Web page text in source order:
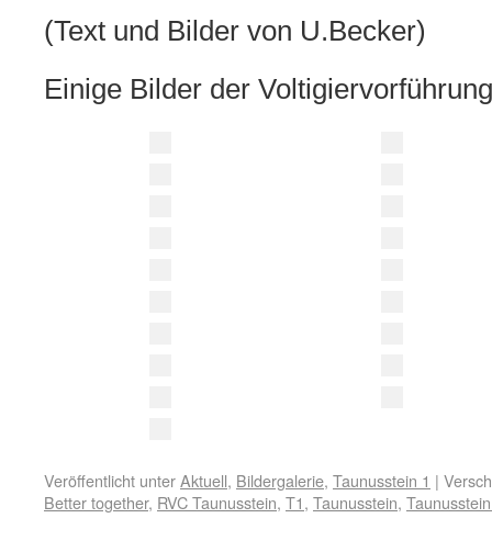
(Text und Bilder von U.Becker)
Einige Bilder der
Veröffentlicht unterAktuell, Bildergalerie, Taunusstein 1 |
Better together, RVC Taunusstein, T1, Taunusstein,